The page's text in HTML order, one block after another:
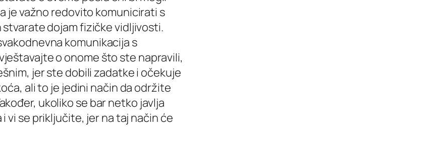
je važno redovito komunicirati s
dojam fizičke vidljivosti.
komunikacija s
o onome što ste napravili,
jer ste dobili zadatke i očekuje
ali to je jedini način da održite
ukoliko se bar netko javlja
vi se priključite, jer na taj način će